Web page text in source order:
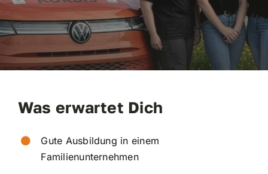
Was erwartet Dich
Gute Ausbildung in einem
Familienunternehmen